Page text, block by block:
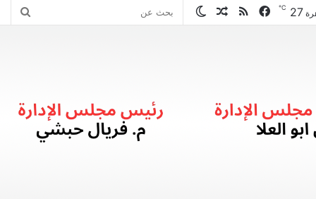
الوضع مقال ملخص
فيسبوك 27
℃